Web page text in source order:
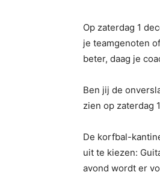
Op zaterdag 1
je teamgenoten
beter, daag je
Ben jij de
zien op zaterdag
De korfbal-
uit te kiezen:
avond wordt er